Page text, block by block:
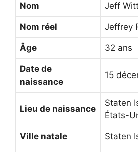
Nom Jeff
Nom réel Jeffrey
Âge 32 ans
Date de
naissance
15
Lieu de naissance
Staten
États-
Ville natale Staten